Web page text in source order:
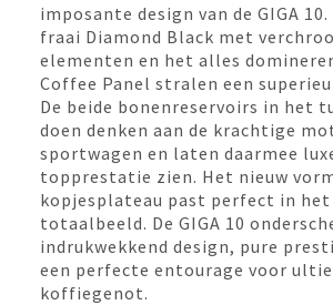
imposante design van de GIGA
fraai Diamond Black met
elementen en het alles
Coffee Panel stralen een
De beide bonenreservoirs in het
doen denken aan de krachtige
sportwagen en laten daarmee
topprestatie zien. Het nieuw
kopjesplateau past perfect in het
totaalbeeld. De GIGA 10
indrukwekkend design, pure
een perfecte entourage voor
koffiegenot.